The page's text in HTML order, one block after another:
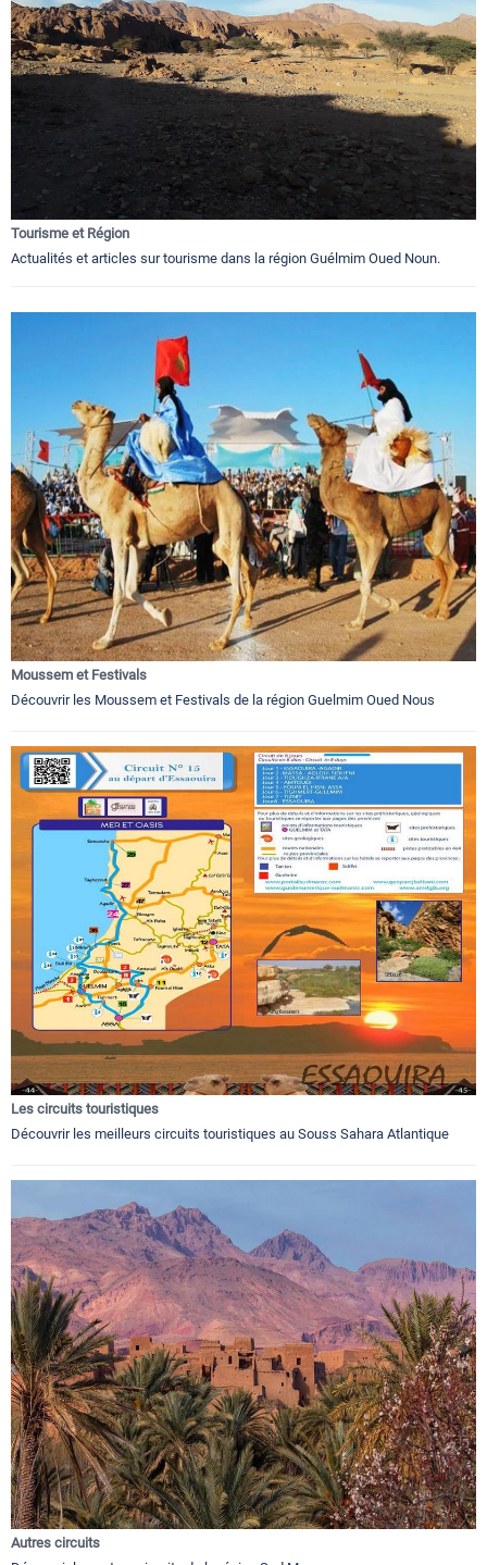
Tourisme et Région
Actualités et articles sur tourisme dans la région Guélmim Oued Noun.
Moussem et Festivals
Découvrir les Moussem et Festivals de la région Guelmim Oued Nous
Les circuits touristiques
Découvrir les meilleurs circuits touristiques au Souss Sahara Atlantique
Autres circuits